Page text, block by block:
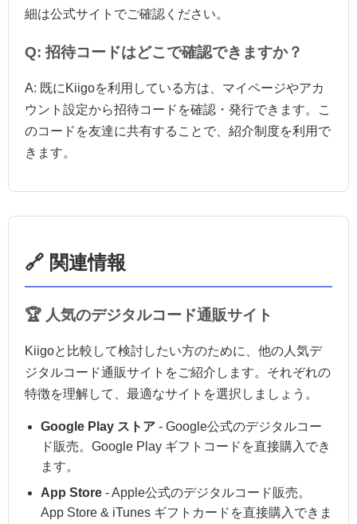
細は公式サイトでご確認ください。
Q: 招待コードはどこで確認できますか？
A: 既にKiigoを利用している方は、マイページやアカ
ウント設定から招待コードを確認・発行できます。こ
のコードを友達に共有することで、紹介制度を利用で
きます。
🔗 関連情報
🏆 人気のデジタルコード通販サイト
Kiigoと比較して検討したい方のために、他の人気デ
ジタルコード通販サイトをご紹介します。それぞれの
特徴を理解して、最適なサイトを選択しましょう。
Google Play ストア - Google公式のデジタルコー
ド販売。Google Play ギフトコードを直接購入でき
ます。
App Store - Apple公式のデジタルコード販売。
App Store & iTunes ギフトカードを直接購入できま